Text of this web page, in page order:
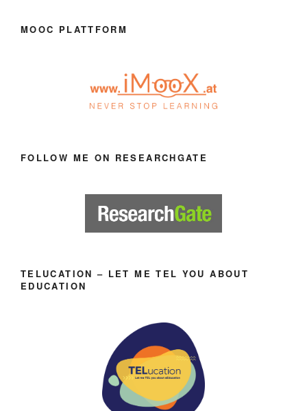
MOOC PLATTFORM
FOLLOW ME ON RESEARCHGATE
TELUCATION – LET ME TEL YOU ABOUT
EDUCATION